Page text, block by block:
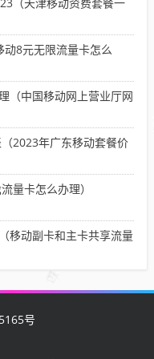
8元无限流量卡怎么
（中国移动网上营业厅网
2023年广东移动套餐价
量卡怎么办理）
移动副卡和主卡共享流量
号